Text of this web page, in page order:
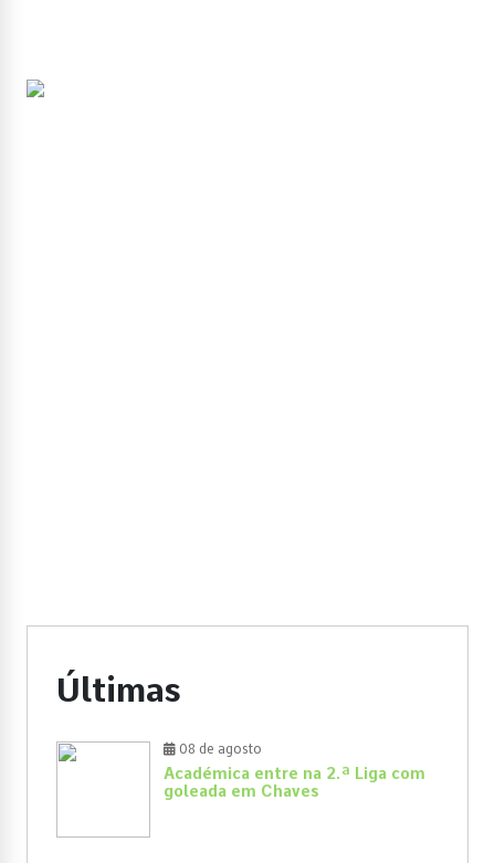
Últimas
08 de agosto
Académica entre na 2.ª Liga com
goleada em Chaves